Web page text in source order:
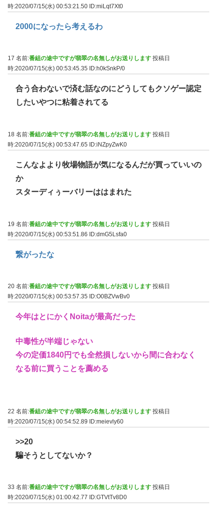
時:2020/07/15(水) 00:53:21.50 ID:miLqt7Xt0
2000になったら考えるわ
17 名前:番組の途中ですが翡翠の名無しがお送りします 投稿日
時:2020/07/15(水) 00:53:45.35
ID:h0kSnkP/0
合う合わないで済む話なのにどうしてもクソゲー認定
したいやつに粘着されてる
18 名前:番組の途中ですが翡翠の名無しがお送りします 投稿日
時:2020/07/15(水) 00:53:47.65
ID:iNZpyZwK0
こんなよより牧場物語が気になるんだが買っていいの
か
スターディぅーバリーははまれた
19 名前:番組の途中ですが翡翠の名無しがお送りします 投稿日
時:2020/07/15(水) 00:53:51.86 ID:dmG5Lsfa0
繋がったな
20 名前:番組の途中ですが翡翠の名無しがお送りします 投稿日
時:2020/07/15(水) 00:53:57.35
ID:O0BZVwBv0
今年はとにかくNoitaが最高だった
中毒性が半端じゃない
今の定価1840円でも全然損しないから間に合わなく
なる前に買うことを薦める
22 名前:番組の途中ですが翡翠の名無しがお送りします 投稿日
時:2020/07/15(水) 00:54:52.89 ID:meievly60
>>20
騙そうとしてないか？
33 名前:番組の途中ですが翡翠の名無しがお送りします 投稿日
時:2020/07/15(水) 01:00:42.77
ID:GTVtTv8D0